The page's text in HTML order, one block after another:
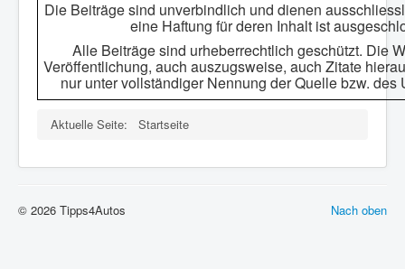
Die Beiträge sind unverbindlich und dienen
eine Haftung für deren Inhalt ist
Alle Beiträge sind urheberrechtlich geschützt. Die
Veröffentlichung, auch auszugsweise, auch Zitate
nur unter vollständiger Nennung der Quelle bzw. des
Aktuelle Seite: Startseite
Nach oben
© 2026 Tipps4Autos